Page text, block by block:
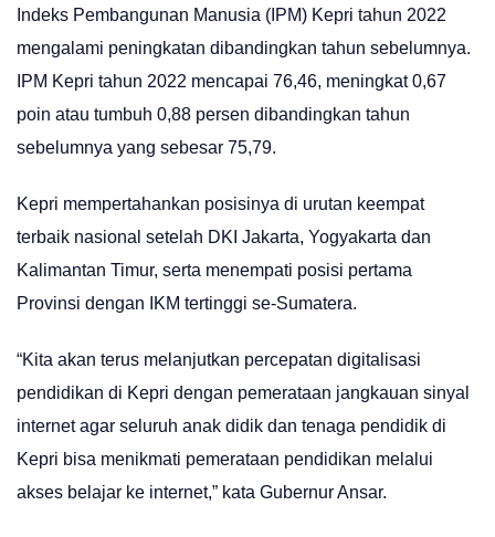
Indeks Pembangunan Manusia (IPM) Kepri tahun 2022
mengalami peningkatan dibandingkan tahun sebelumnya.
IPM Kepri tahun 2022 mencapai 76,46, meningkat 0,67
poin atau tumbuh 0,88 persen dibandingkan tahun
sebelumnya yang sebesar 75,79.
Kepri mempertahankan posisinya di urutan keempat
terbaik nasional setelah DKI Jakarta, Yogyakarta dan
Kalimantan Timur, serta menempati posisi pertama
Provinsi dengan IKM tertinggi se-Sumatera.
“Kita akan terus melanjutkan percepatan digitalisasi
pendidikan di Kepri dengan pemerataan jangkauan sinyal
internet agar seluruh anak didik dan tenaga pendidik di
Kepri bisa menikmati pemerataan pendidikan melalui
akses belajar ke internet,” kata Gubernur Ansar.